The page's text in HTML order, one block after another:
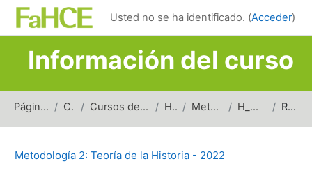
Salta al contenido principal
Usted no se ha identificado. (Acceder)
Información del curso
Página Principal Cursos Cursos de carreras de grado Historia Metodología (H) H_M2TH_2022 Resumen
Metodología 2: Teoría de la Historia - 2022